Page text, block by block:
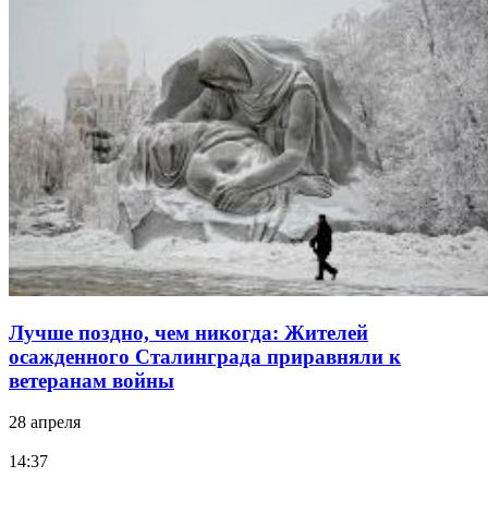
Лучше поздно, чем никогда: Жителей
осажденного Сталинграда приравняли к
ветеранам войны
28 апреля
14:37